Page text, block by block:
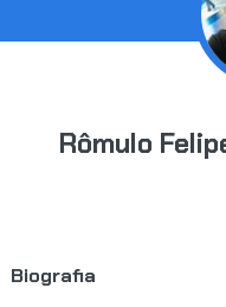
Rômulo
Biografia